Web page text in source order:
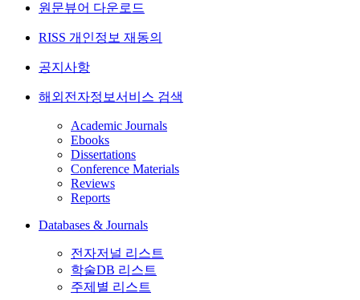
원문뷰어 다운로드
RISS 개인정보 재동의
공지사항
해외전자정보서비스 검색
Academic Journals
Ebooks
Dissertations
Conference Materials
Reviews
Reports
Databases & Journals
전자저널 리스트
학술DB 리스트
주제별 리스트